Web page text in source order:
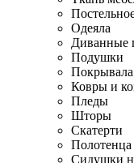
Одеяла
Диванные
Подушки
Покрывала
Ковры и
Пледы
Шторы
Скатерти
Полотенца
Сидушки